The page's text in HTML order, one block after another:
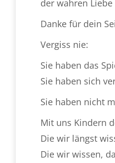
der wahren Liebe
Danke für dein
Vergiss nie:
Sie haben das
Sie haben sich
Sie haben nicht
Mit uns Kindern
Die wir längst
Die wir wissen,